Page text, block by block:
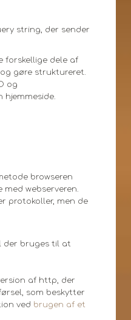
string, der sender
forskellige dele af
gøre struktureret.
og
hjemmeside.
browseren
webserveren.
protokoller, men de
der bruges til at
af http, der
som beskytter
ved brugen af et